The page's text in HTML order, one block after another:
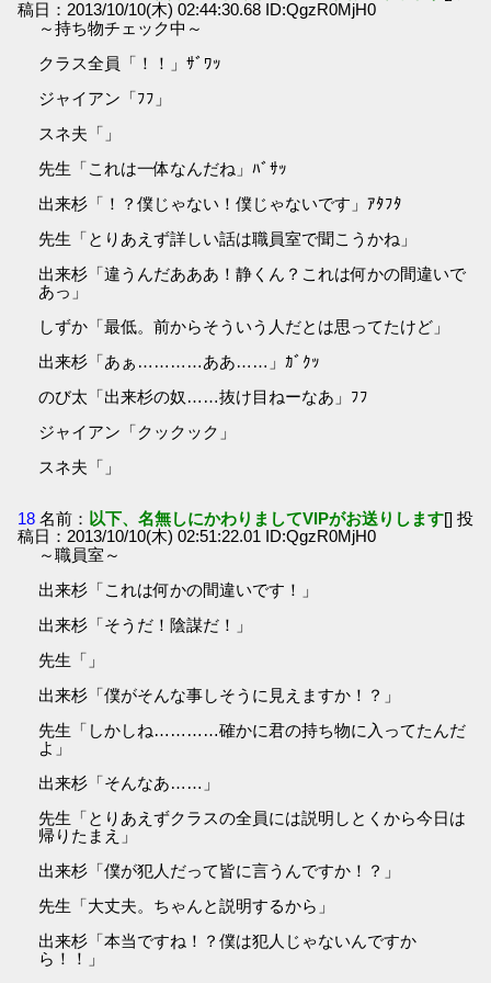
稿日：2013/10/10(木) 02:44:30.68 ID:QgzR0MjH0
～持ち物チェック中～
クラス全員「！！」ｻﾞﾜｯ
ジャイアン「ﾌﾌ」
スネ夫「」
先生「これは一体なんだね」ﾊﾞｻｯ
出来杉「！？僕じゃない！僕じゃないです」ｱﾀﾌﾀ
先生「とりあえず詳しい話は職員室で聞こうかね」
出来杉「違うんだあああ！静くん？これは何かの間違いで
あっ」
しずか「最低。前からそういう人だとは思ってたけど」
出来杉「あぁ…………ああ……」ｶﾞｸｯ
のび太「出来杉の奴……抜け目ねーなあ」ﾌﾌ
ジャイアン「クックック」
スネ夫「」
18 名前： 以下、名無しにかわりましてVIPがお送りします[] 投
稿日：2013/10/10(木) 02:51:22.01 ID:QgzR0MjH0
～職員室～
出来杉「これは何かの間違いです！」
出来杉「そうだ！陰謀だ！」
先生「」
出来杉「僕がそんな事しそうに見えますか！？」
先生「しかしね…………確かに君の持ち物に入ってたんだ
よ」
出来杉「そんなあ……」
先生「とりあえずクラスの全員には説明しとくから今日は
帰りたまえ」
出来杉「僕が犯人だって皆に言うんですか！？」
先生「大丈夫。ちゃんと説明するから」
出来杉「本当ですね！？僕は犯人じゃないんですか
ら！！」